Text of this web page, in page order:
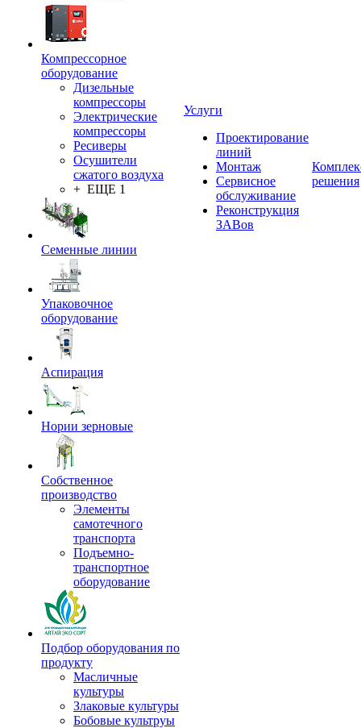
Компрессорное
оборудование
Дизельные
компрессоры
Электрические
компрессоры
Ресиверы
Осушители
сжатого воздуха
+ ЕЩЕ 1
Семенные линии
Упаковочное
оборудование
Аспирация
Нории зерновые
Собственное
производство
Элементы
самотечного
транспорта
Подъемно-
транспортное
оборудование
Подбор оборудования по
продукту
Масличные
культуры
Злаковые культуры
Бобовые культруы
Услуги
Проектирование
линий
Монтаж
Сервисное
обслуживание
Реконструкция
ЗАВов
решения